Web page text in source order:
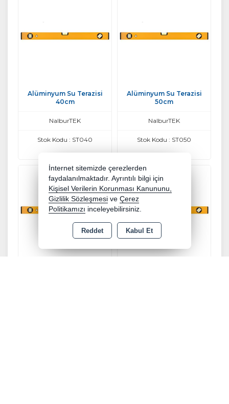
Alüminyum Su Terazisi
40cm
NalburTEK
Stok Kodu : ST040
Alüminyum Su Terazisi
50cm
NalburTEK
Stok Kodu : ST050
İnternet sitemizde çerezlerden
faydalanılmaktadır. Ayrıntılı bilgi için
Kişisel Verilerin Korunması Kanununu,
Gizlilik Sözleşmesi ve Çerez
Politikamızı inceleyebilirsiniz.
Reddet Kabul Et